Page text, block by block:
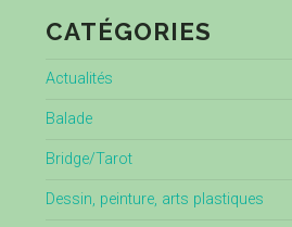
CATÉGORIES
Actualités
Balade
Bridge/Tarot
Dessin, peinture, arts plastiques